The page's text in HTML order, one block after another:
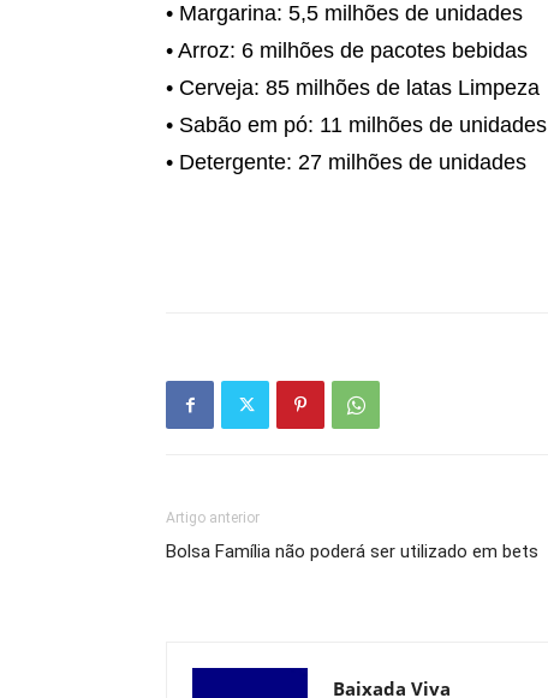
• Margarina: 5,5 milhões de unidades
• Arroz: 6 milhões de pacotes bebidas
• Cerveja: 85 milhões de latas Limpeza
• Sabão em pó: 11 milhões de unidades
• Detergente: 27 milhões de unidades
Artigo anterior
Bolsa Família não poderá ser utilizado em bets
Baixada Viva